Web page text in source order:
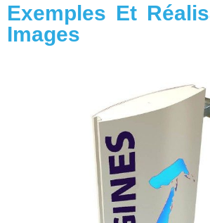
Exemples Et
Images